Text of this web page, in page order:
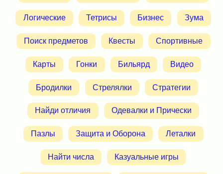
Логические Тетрисы Бизнес Зума
Поиск предметов Квесты Спортивные
Карты Гонки Бильярд Видео
Бродилки Стрелялки Стратегии
Найди отличия Одевалки и Прически
Пазлы Защита и Оборона Леталки
Найти числа Казуальные игры